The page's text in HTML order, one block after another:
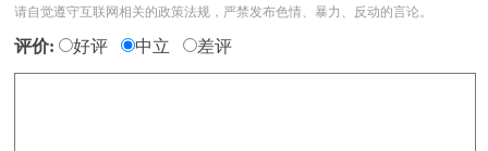
请自觉遵守互联网相关的政策法规，严禁发布色情、暴力、反动的言论。
评价: 好评 中立 差评